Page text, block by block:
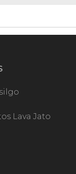
Lava Jato